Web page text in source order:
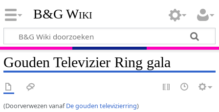
B&G Wiki
Gouden Televizier Ring gala
(Doorverwezen vanafDe gouden televizierring)